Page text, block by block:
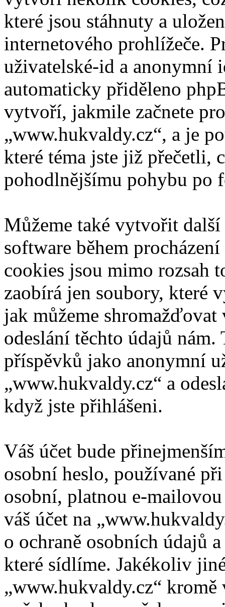
které jsou stáhnuty a
internetového prohlížeče.
uživatelské-id a anonymní
automaticky přiděleno
vytvoří, jakmile začnete
„www.hukvaldy.cz“, a je
které téma jste již přečetli,
pohodlnějšímu pohybu po
Můžeme také vytvořit
software během
cookies jsou mimo rozsah
zaobírá jen soubory, které
jak můžeme shromažďovat
odeslání těchto údajů
příspěvků jako anonymní
„www.hukvaldy.cz“ a
když jste přihlášeni.
Váš účet bude
osobní heslo, používané
osobní, platnou e-
váš účet na
o ochraně osobních údajů
které sídlíme. Jakékoliv
„www.hukvaldy.cz“ kromě